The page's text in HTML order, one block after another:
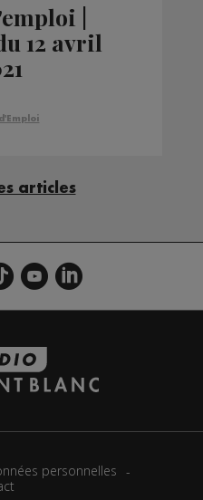
|
12 avril
articles
personnelles